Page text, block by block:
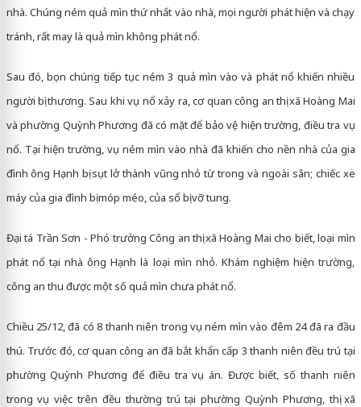
nhà. Chúng ném quả mìn thứ nhất vào nhà, mọi người phát hiện và chạy
tránh, rất may là quả mìn không phát nổ.
Sau đó, bọn chúng tiếp tục ném 3 quả mìn vào và phát nổ khiến nhiều
người bị thương. Sau khi vụ nổ xảy ra, cơ quan công an thị xã Hoàng Mai
và phường Quỳnh Phương đã có mặt để bảo vệ hiện trường, điều tra vụ
nổ. Tại hiện trường, vụ ném mìn vào nhà đã khiến cho nền nhà của gia
đình ông Hạnh bị sụt lở thành vũng nhỏ từ trong và ngoài sân; chiếc xe
máy của gia đình bị móp méo, của sổ bị vỡ tung.
Đại tá Trần Sơn - Phó trưởng Công an thị xã Hoàng Mai cho biết, loại mìn
phát nổ tại nhà ông Hạnh là loại mìn nhỏ. Khám nghiệm hiện trường,
công an thu được một số quả mìn chưa phát nổ.
Chiều 25/12, đã có 8 thanh niên trong vụ ném mìn vào đêm 24 đã ra đầu
thú. Trước đó, cơ quan công an đã bắt khẩn cấp 3 thanh niên đều trú tại
phường Quỳnh Phương để điều tra vụ án. Được biết, số thanh niên
trong vụ việc trên đều thường trú tại phường Quỳnh Phương, thị xã